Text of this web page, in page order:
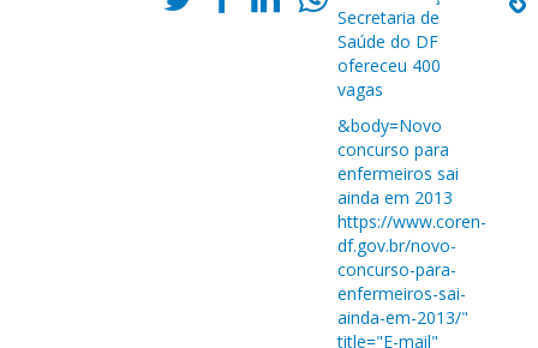
Secretaria de
Saúde do DF
ofereceu 400
vagas
&body=Novo
concurso para
enfermeiros sai
ainda em 2013
https://www.coren-
df.gov.br/novo-
concurso-para-
enfermeiros-sai-
ainda-em-2013/"
title="E-mail"